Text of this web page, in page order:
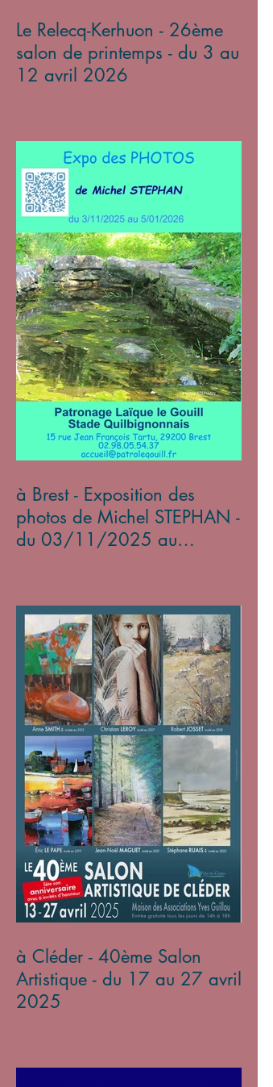
Le Relecq-Kerhuon - 26ème
salon de printemps - du 3 au
12 avril 2026
à Brest - Exposition des
photos de Michel STEPHAN -
du 03/11/2025 au
à Cléder - 40ème Salon
Artistique - du 17 au 27 avril
2025